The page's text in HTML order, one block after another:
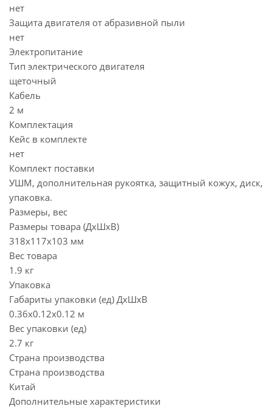
нет
Защита двигателя от абразивной пыли
нет
Электропитание
Тип электрического двигателя
щеточный
Кабель
2 м
Комплектация
Кейс в комплекте
нет
Комплект поставки
УШМ, дополнительная рукоятка, защитный кожух, диск,
упаковка.
Размеры, вес
Размеры товара (ДхШхВ)
318х117х103 мм
Вес товара
1.9 кг
Упаковка
Габариты упаковки (ед) ДхШхВ
0.36x0.12x0.12 м
Вес упаковки (ед)
2.7 кг
Страна производства
Страна производства
Китай
Дополнительные характеристики